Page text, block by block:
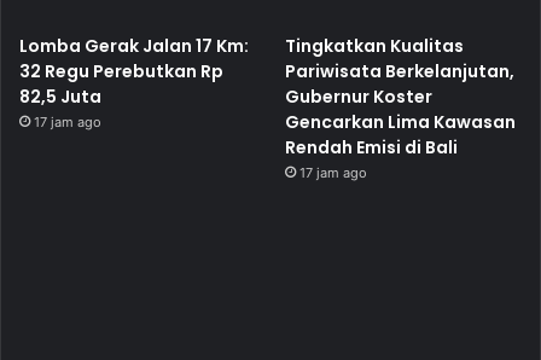
Lomba Gerak Jalan 17 Km:
32 Regu Perebutkan Rp
82,5 Juta
17 jam ago
Tingkatkan Kualitas
Pariwisata Berkelanjutan,
Gubernur Koster
Gencarkan Lima Kawasan
Rendah Emisi di Bali
17 jam ago